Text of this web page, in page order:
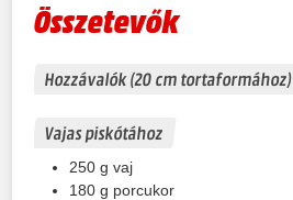
Összetevők
Hozzávalók (20 cm tortaformához)
Vajas piskótához
250g vaj
180 g porcukor